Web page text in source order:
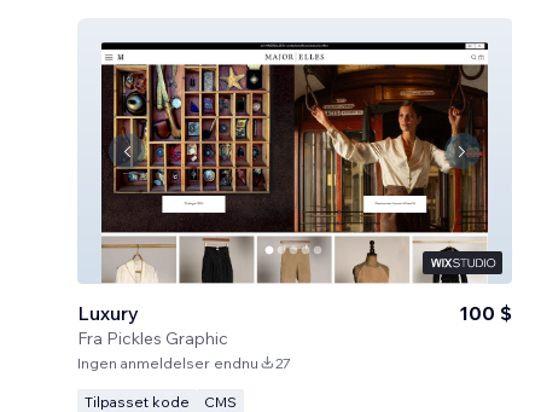
Luxury
Fra Pickles Graphic
100 $
Ingen anmeldelser endnu 27
Tilpasset kode CMS